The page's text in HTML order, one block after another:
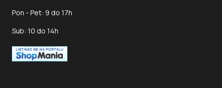
Pon - Pet: 9 do 17h
Sub: 10 do 14h